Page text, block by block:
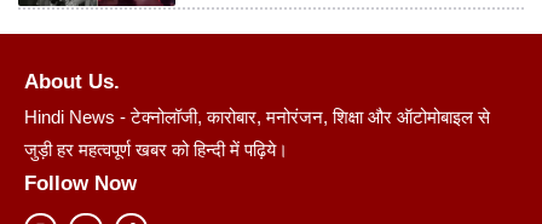
About Us.
Hindi News - टेक्नोलॉजी, कारोबार, मनोरंजन, शिक्षा और ऑटोमोबाइल से
जुड़ी हर महत्वपूर्ण खबर को हिन्दी में पढ़िये।
Follow Now